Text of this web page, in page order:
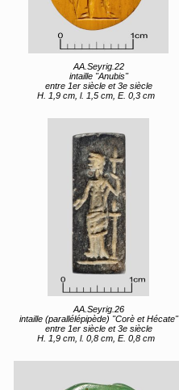
AA.Seyrig.22
intaille "Anubis"
entre 1er siècle et 3e siècle
H. 1,9 cm, l. 1,5 cm, E. 0,3 cm
AA.Seyrig.26
intaille (parallélépipède) "Corè et Hécate"
entre 1er siècle et 3e siècle
H. 1,9 cm, l. 0,8 cm, E. 0,8 cm